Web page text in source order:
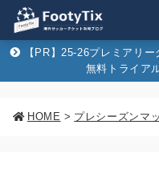
【PR】25-26プレミアリ
無料トライア
HOME > プレシーズンマ